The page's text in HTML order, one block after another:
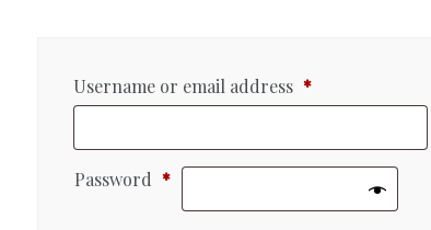
Username or email address *
Password *